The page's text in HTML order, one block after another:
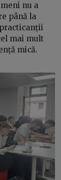
nu a
până la
mai mult
mică.